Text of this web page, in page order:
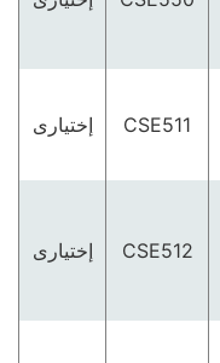
CSE511 إختيارى
CSE512 إختيارى